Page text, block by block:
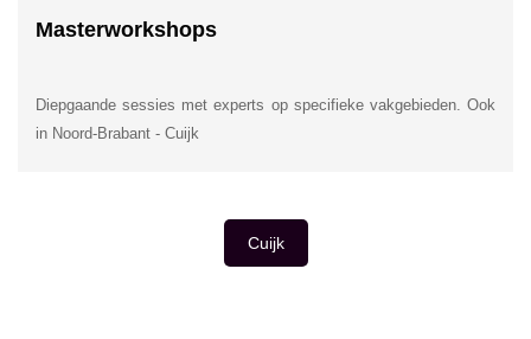
Masterworkshops
Diepgaande sessies met experts op specifieke vakgebieden. Ook
in Noord-Brabant - Cuijk
Cuijk